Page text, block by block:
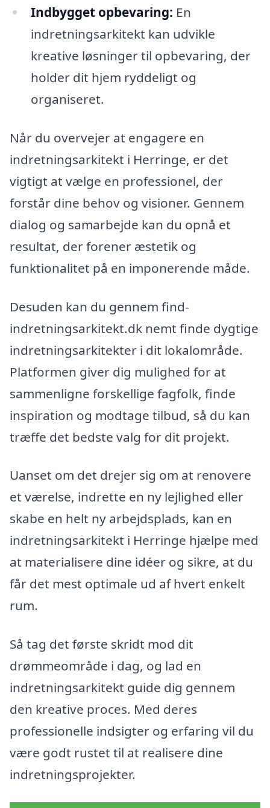
Indbygget opbevaring: En
indretningsarkitekt kan udvikle
kreative løsninger til opbevaring, der
holder dit hjem ryddeligt og
organiseret.
Når du overvejer at engagere en
indretningsarkitekt i Herringe, er det
vigtigt at vælge en professionel, der
forstår dine behov og visioner. Gennem
dialog og samarbejde kan du opnå et
resultat, der forener æstetik og
funktionalitet på en imponerende måde.
Desuden kan du gennem find-
indretningsarkitekt.dk nemt finde dygtige
indretningsarkitekter i dit lokalområde.
Platformen giver dig mulighed for at
sammenligne forskellige fagfolk, finde
inspiration og modtage tilbud, så du kan
træffe det bedste valg for dit projekt.
Uanset om det drejer sig om at renovere
et værelse, indrette en ny lejlighed eller
skabe en helt ny arbejdsplads, kan en
indretningsarkitekt i Herringe hjælpe med
at materialisere dine idéer og sikre, at du
får det mest optimale ud af hvert enkelt
rum.
Så tag det første skridt mod dit
drømmeområde i dag, og lad en
indretningsarkitekt guide dig gennem
den kreative proces. Med deres
professionelle indsigter og erfaring vil du
være godt rustet til at realisere dine
indretningsprojekter.